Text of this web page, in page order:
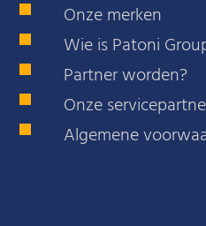
Onze merken
Wie is Patoni
Partner worden?
Onze
Algemene